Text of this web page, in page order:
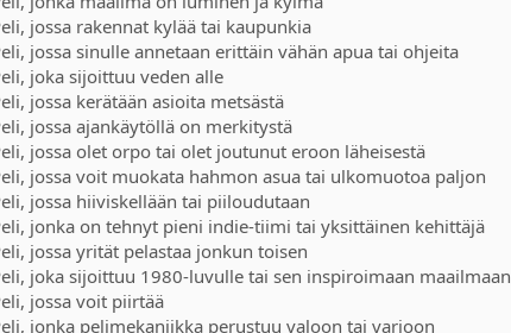
jossa rakennat kylää tai kaupunkia
jossa sinulle annetaan erittäin vähän apua tai ohjeita
joka sijoittuu veden alle
jossa kerätään asioita metsästä
jossa ajankäytöllä on merkitystä
jossa olet orpo tai olet joutunut eroon läheisestä
jossa voit muokata hahmon asua tai ulkomuotoa paljon
jossa hiiviskellään tai piiloudutaan
jonka on tehnyt pieni indie-tiimi tai yksittäinen kehittäjä
jossa yrität pelastaa jonkun toisen
joka sijoittuu 1980-luvulle tai sen inspiroimaan maailmaan
jossa voit piirtää
jonka pelimekaniikka perustuu valoon tai varjoon